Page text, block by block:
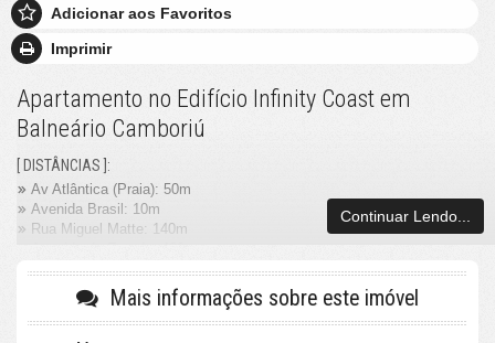
Adicionar aos Favoritos
Imprimir
Apartamento no Edifício Infinity Coast em
Balneário Camboriú
[ DISTÂNCIAS ]:
Av Atlântica (Praia): 50m
Avenida Brasil: 10m
Rua Miguel Matte: 140m
[ O APARTAMENTO ]:
Quadra do Mar
Continuar Lendo...
Mais informações sobre este imóvel